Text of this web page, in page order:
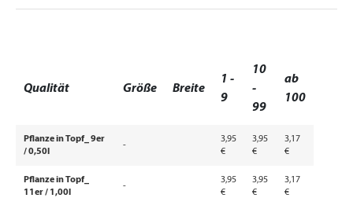
Qualität Größe Breite
1 -
9
10
-
99
ab
100
Pflanze in Topf_ 9er
/ 0,50l
-
3,95
€
3,95
€
3,17
€
Pflanze in Topf_
11er / 1,00l
-
3,95
€
3,95
€
3,17
€